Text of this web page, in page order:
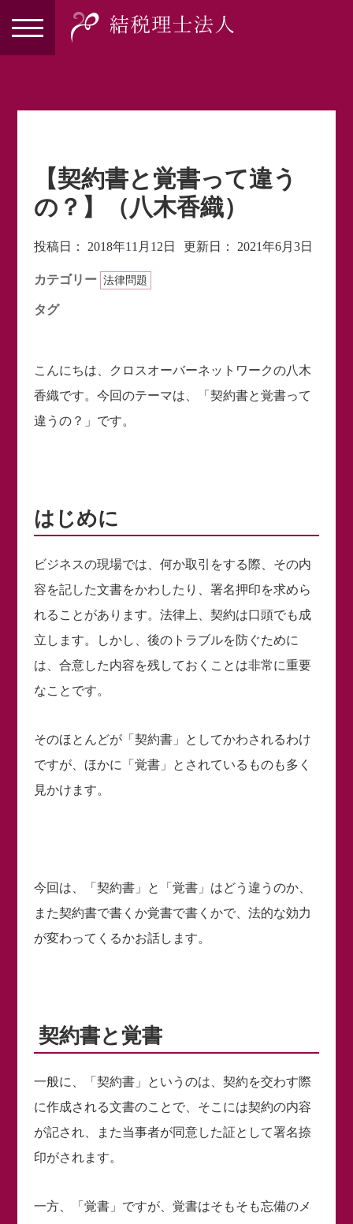
【契約書と覚書って違う
の？】（八木香織）
投稿日： 2018年11月12日 更新日： 2021年6月3日
カテゴリー 法律問題
タグ
こんにちは、クロスオーバーネットワークの八木
香織です。今回のテーマは、「契約書と覚書って
違うの？」です。
はじめに
ビジネスの現場では、何か取引をする際、その内
容を記した文書をかわしたり、署名押印を求めら
れることがあります。法律上、契約は口頭でも成
立します。しかし、後のトラブルを防ぐために
は、合意した内容を残しておくことは非常に重要
なことです。
そのほとんどが「契約書」としてかわされるわけ
ですが、ほかに「覚書」とされているものも多く
見かけます。
今回は、「契約書」と「覚書」はどう違うのか、
また契約書で書くか覚書で書くかで、法的な効力
が変わってくるかお話します。
契約書と覚書
一般に、「契約書」というのは、契約を交わす際
に作成される文書のことで、そこには契約の内容
が記され、また当事者が同意した証として署名捺
印がされます。
一方、「覚書」ですが、覚書はそもそも忘備のメ